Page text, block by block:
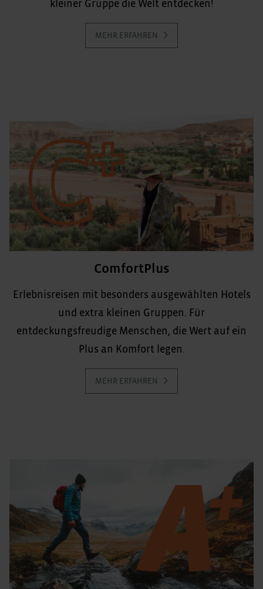
kleiner Gruppe die Welt entdecken!
MEHR ERFAHREN
ComfortPlus
Erlebnisreisen mit besonders ausgewählten Hotels
und extra kleinen Gruppen. Für
entdeckungsfreudige Menschen, die Wert auf ein
Plus an Komfort legen.
MEHR ERFAHREN